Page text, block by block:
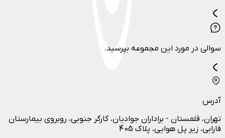
سوالی در مورد این مجموعه بپرسید.
آدرس
تهران، قلمستان - براداران جوادیان، کارگر جنوبی، روبروی بیمارستان
فارابی، زیر پل هوایی، پلاک 405